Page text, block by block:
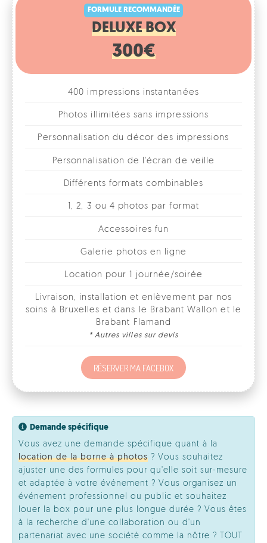
300€
400 impressions instantanées
Photos illimitées sans impressions
Personnalisation du décor des impressions
Personnalisation de l'écran de veille
Différents formats combinables
1, 2, 3 ou 4 photos par format
Accessoires fun
Galerie photos en ligne
Location pour 1 journée/soirée
Livraison, installation et enlèvement par nos
soins à Bruxelles et dans le Brabant Wallon et le
Brabant Flamand
RÉSERVER MA FACEBOX
Demande spécifique
Vous avez une demande spécifique quant à la
location de la borne à photos ? Vous souhaitez
ajuster une des formules pour qu'elle soit sur-mesure
et adaptée à votre événement ? Vous organisez un
événement professionnel ou public et souhaitez
louer la box pour une plus longue durée ? Vous êtes
à la recherche d'une collaboration ou d'un
partenariat avec une société comme la nôtre ? TOUT